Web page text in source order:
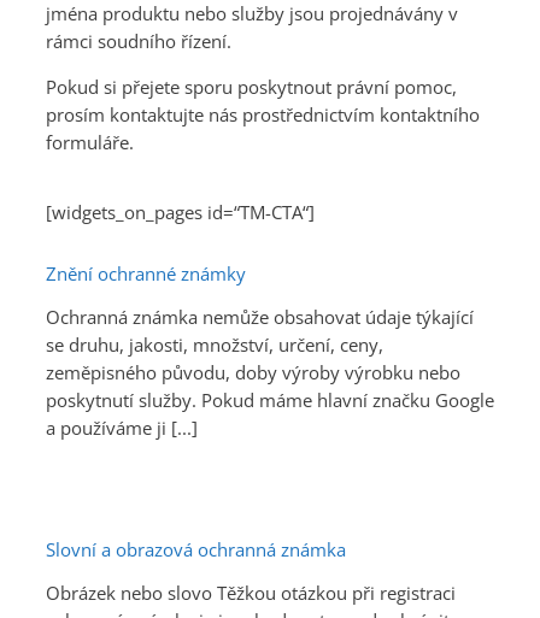
jména produktu nebo služby jsou projednávány v
rámci soudního řízení.
Pokud si přejete sporu poskytnout právní pomoc,
prosím kontaktujte nás prostřednictvím kontaktního
formuláře.
[widgets_on_pages id=“TM-CTA“]
Znění ochranné známky
Ochranná známka nemůže obsahovat údaje týkající
se druhu, jakosti, množství, určení, ceny,
zeměpisného původu, doby výroby výrobku nebo
poskytnutí služby. Pokud máme hlavní značku Google
a používáme ji [...]
Slovní a obrazová ochranná známka
Obrázek nebo slovo Těžkou otázkou při registraci